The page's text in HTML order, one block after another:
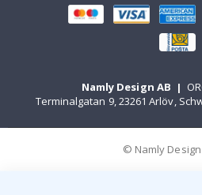
Namly Design AB |
Terminalgatan 9, 23261 Arlöv,
© Namly Design